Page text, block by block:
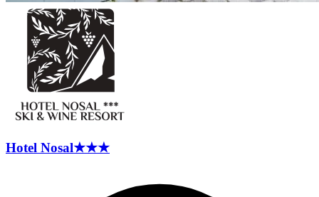
Hotel Nosal★★★